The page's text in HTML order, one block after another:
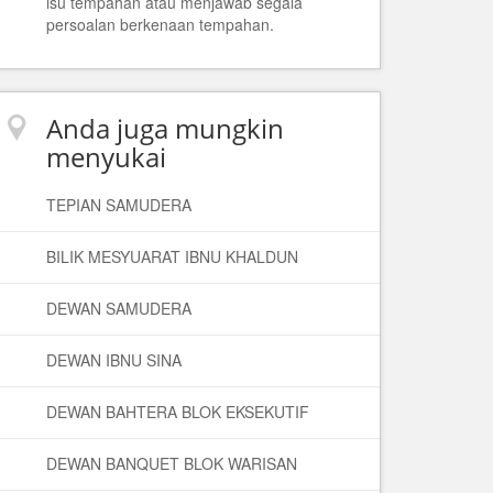
persoalan berkenaan tempahan.
Anda juga mungkin
menyukai
TEPIAN SAMUDERA
BILIK MESYUARAT IBNU KHALDUN
DEWAN SAMUDERA
DEWAN IBNU SINA
DEWAN BAHTERA BLOK EKSEKUTIF
DEWAN BANQUET BLOK WARISAN